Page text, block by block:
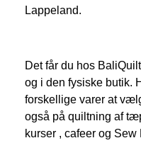
Lappeland.
Det får du hos
og i den fysiske butik.
forskellige varer at
også på quiltning af
kurser , cafeer og Sew